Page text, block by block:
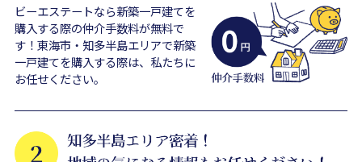
ビーエステートなら新築一戸建てを
購入する際の仲介手数料が無料で
す！東海市・知多半島エリアで新築
一戸建てを購入する際は、私たちに
お任せください。